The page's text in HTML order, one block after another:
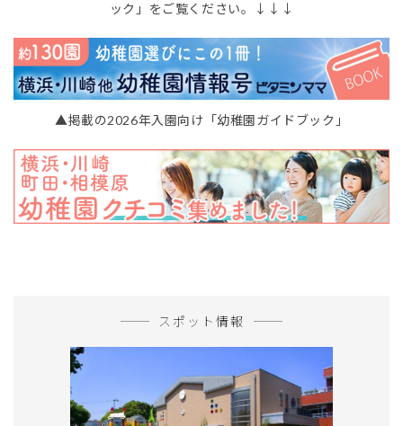
ック」をご覧ください。↓↓↓
▲掲載の2026年入園向け「幼稚園ガイドブック」
スポット情報